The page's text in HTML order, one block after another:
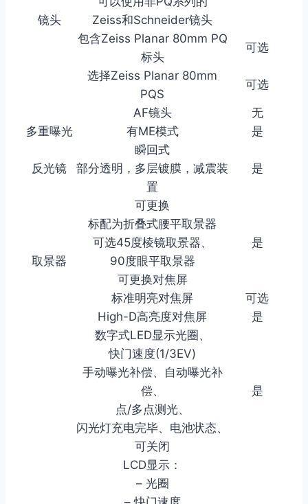
镜头
Zeiss和Schneider镜头
包含Zeiss Planar 80mm PQ
标头
可选
选择Zeiss Planar 80mm
PQS
可选
AF镜头
无
多重曝光
有ME模式 是
反光镜
瞬回式
是
部分透明，多层镀膜，减震装
置
取景器
可更换
是
标配为折叠式腰平取景器
可选45度棱镜取景器、
90度眼平取景器
可更换对焦屏
标准明亮对焦屏
可选
High-D高亮度对焦屏
是
数字式LED显示光圈、
是
快门速度(1/3EV)
手动曝光补偿、自动曝光补
偿、
点/多点测光、
闪光灯充电完毕、电池状态、
可关闭
LCD显示：
– 光圈